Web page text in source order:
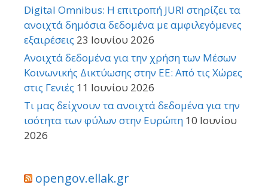
Digital Omnibus: Η επιτροπή JURI στηρίζει τα
ανοιχτά δημόσια δεδομένα με αμφιλεγόμενες
εξαιρέσεις 23 Ιουνίου 2026
Ανοιχτά δεδομένα για την χρήση των Μέσων
Κοινωνικής Δικτύωσης στην ΕΕ: Από τις Χώρες
στις Γενιές 11 Ιουνίου 2026
Τι μας δείχνουν τα ανοιχτά δεδομένα για την
ισότητα των φύλων στην Ευρώπη 10 Ιουνίου
2026
opengov.ellak.gr